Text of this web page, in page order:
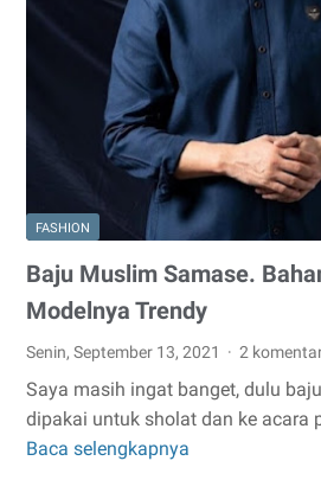
yang
Bisa
Menjadi
Referensi
Anda
FASHION
Baju Muslim Samase.
Modelnya Trendy
Senin, September 13, 2021 2
Saya masih ingat banget, dulu
dipakai untuk sholat dan ke acara
Baca selengkapnya